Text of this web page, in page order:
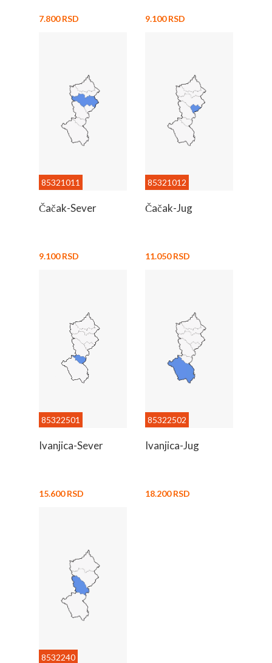
7.800 RSD 9.100 RSD
85321011
Čačak-Sever
9.100 RSD
85321012
Čačak-Jug
11.050 RSD
85322501
Ivanjica-Sever
15.600 RSD
85322502
Ivanjica-Jug
18.200 RSD
8532240